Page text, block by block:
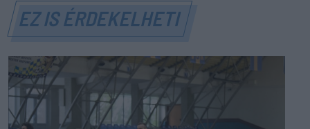
EZ IS ÉRDEKELHETI